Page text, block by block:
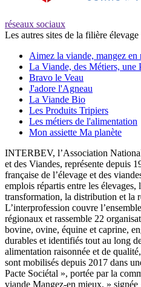
réseaux sociaux
Les autres sites de la filière
Aimez la viande, mangez en
La Viande, des Métiers, une
Bravo le Veau
J'adore l'Agneau
La Viande Bio
Les Produits Tripiers
Les métiers de l'alimentation
Mon assiette Ma planète
INTERBEV, l’Association
et des Viandes, représente depuis
française de l’élevage et des
emplois répartis entre les élevages,
transformation, la distribution et la
L’interprofession couvre
régionaux et rassemble 22
bovine, ovine, équine et caprine,
durables et identifiés tout au long
alimentation raisonnée et de
sont mobilisés depuis 2017 dans
Pacte Sociétal », portée par la
viande Mangez-en mieux. »